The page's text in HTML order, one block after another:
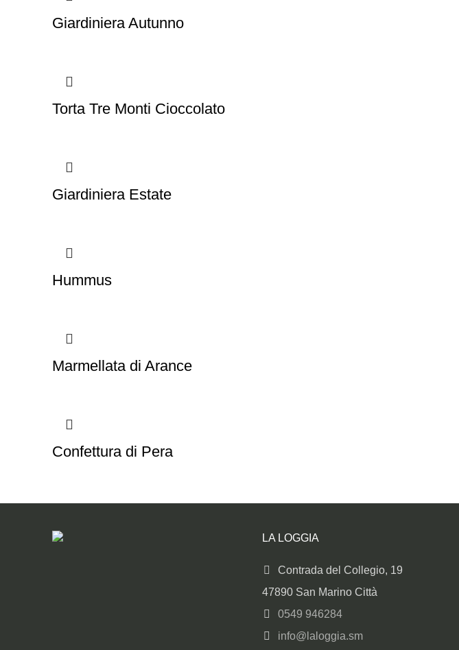
Giardiniera Autunno
Torta Tre Monti Cioccolato
Giardiniera Estate
Hummus
Marmellata di Arance
Confettura di Pera
LA LOGGIA
Contrada del Collegio, 19
47890 San Marino Città
0549 946284
info@laloggia.sm